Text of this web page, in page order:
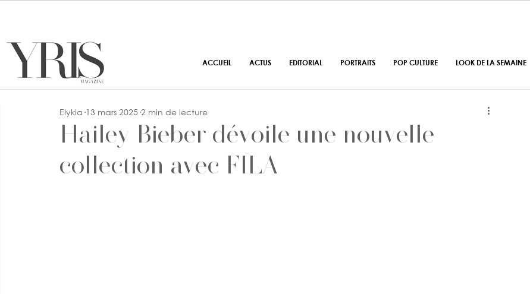
Hailey Bieber dévoile une nouvelle
collection avec FILA
Elykia 13 mars 2025 2 min de lecture
ACCUEIL ACTUS EDITORIAL PORTRAITS POP CULTURE LOOK DE LA SEMAINE